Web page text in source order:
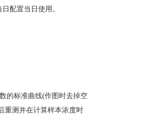
配置当日使用。
的标准曲线(作图时去掉空
重测并在计算样本浓度时